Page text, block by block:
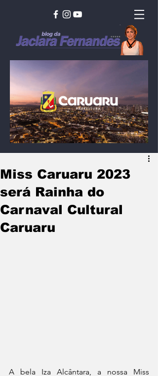
Miss Caruaru 2023
será Rainha do
Carnaval Cultural
Caruaru
A bela Iza Alcântara, a nossa Miss